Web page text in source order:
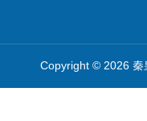
Copyright © 2026 秦